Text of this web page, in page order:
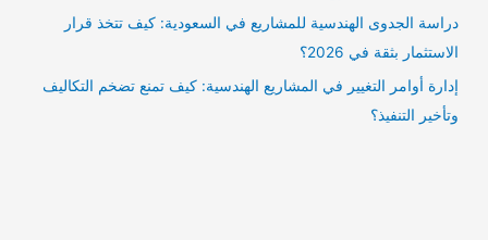
دراسة الجدوى الهندسية للمشاريع في السعودية: كيف تتخذ قرار
الاستثمار بثقة في 2026؟
إدارة أوامر التغيير في المشاريع الهندسية: كيف تمنع تضخم التكاليف
وتأخير التنفيذ؟